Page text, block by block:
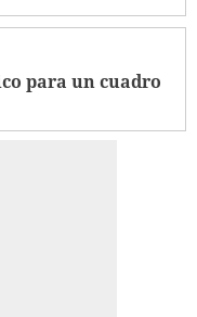
para un cuadro